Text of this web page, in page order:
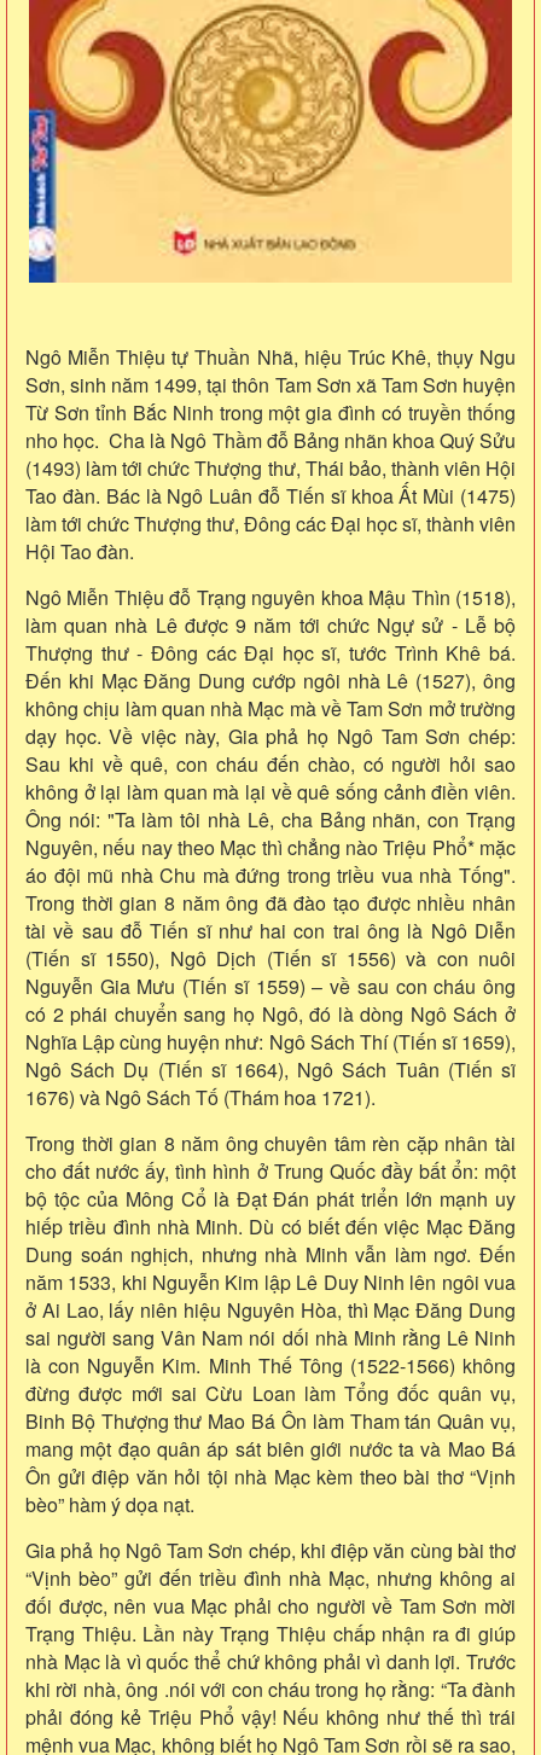
Ngô Miễn Thiệu tự Thuần Nhã, hiệu Trúc Khê, thụy Ngu
Sơn, sinh năm 1499, tại thôn Tam Sơn xã Tam Sơn huyện
Từ Sơn tỉnh Bắc Ninh trong một gia đình có truyền thống
nho học. Cha là Ngô Thầm đỗ Bảng nhãn khoa Quý Sửu
(1493) làm tới chức Thượng thư, Thái bảo, thành viên Hội
Tao đàn. Bác là Ngô Luân đỗ Tiến sĩ khoa Ất Mùi (1475)
làm tới chức Thượng thư, Đông các Đại học sĩ, thành viên
Hội Tao đàn.
Ngô Miễn Thiệu đỗ Trạng nguyên khoa Mậu Thìn (1518),
làm quan nhà Lê được 9 năm tới chức Ngự sử - Lễ bộ
Thượng thư - Đông các Đại học sĩ, tước Trình Khê bá.
Đến khi Mạc Đăng Dung cướp ngôi nhà Lê (1527), ông
không chịu làm quan nhà Mạc mà về Tam Sơn mở trường
dạy học. Về việc này, Gia phả họ Ngô Tam Sơn chép:
Sau khi về quê, con cháu đến chào, có người hỏi sao
không ở lại làm quan mà lại về quê sống cảnh điền viên.
Ông nói: "Ta làm tôi nhà Lê, cha Bảng nhãn, con Trạng
Nguyên, nếu nay theo Mạc thì chẳng nào Triệu Phổ* mặc
áo đội mũ nhà Chu mà đứng trong triều vua nhà Tống".
Trong thời gian 8 năm ông đã đào tạo được nhiều nhân
tài về sau đỗ Tiến sĩ như hai con trai ông là Ngô Diễn
(Tiến sĩ 1550), Ngô Dịch (Tiến sĩ 1556) và con nuôi
Nguyễn Gia Mưu (Tiến sĩ 1559) – về sau con cháu ông
có 2 phái chuyển sang họ Ngô, đó là dòng Ngô Sách ở
Nghĩa Lập cùng huyện như: Ngô Sách Thí (Tiến sĩ 1659),
Ngô Sách Dụ (Tiến sĩ 1664), Ngô Sách Tuân (Tiến sĩ
1676) và Ngô Sách Tố (Thám hoa 1721).
Trong thời gian 8 năm ông chuyên tâm rèn cặp nhân tài
cho đất nước ấy, tình hình ở Trung Quốc đầy bất ổn: một
bộ tộc của Mông Cổ là Đạt Đán phát triển lớn mạnh uy
hiếp triều đình nhà Minh. Dù có biết đến việc Mạc Đăng
Dung soán nghịch, nhưng nhà Minh vẫn làm ngơ. Đến
năm 1533, khi Nguyễn Kim lập Lê Duy Ninh lên ngôi vua
ở Ai Lao, lấy niên hiệu Nguyên Hòa, thì Mạc Đăng Dung
sai người sang Vân Nam nói dối nhà Minh rằng Lê Ninh
là con Nguyễn Kim. Minh Thế Tông (1522-1566) không
đừng được mới sai Cừu Loan làm Tổng đốc quân vụ,
Binh Bộ Thượng thư Mao Bá Ôn làm Tham tán Quân vụ,
mang một đạo quân áp sát biên giới nước ta và Mao Bá
Ôn gửi điệp văn hỏi tội nhà Mạc kèm theo bài thơ “Vịnh
bèo” hàm ý dọa nạt.
Gia phả họ Ngô Tam Sơn chép, khi điệp văn cùng bài thơ
“Vịnh bèo” gửi đến triều đình nhà Mạc, nhưng không ai
đối được, nên vua Mạc phải cho người về Tam Sơn mời
Trạng Thiệu. Lần này Trạng Thiệu chấp nhận ra đi giúp
nhà Mạc là vì quốc thể chứ không phải vì danh lợi. Trước
khi rời nhà, ông .nói với con cháu trong họ rằng: “Ta đành
phải đóng kẻ Triệu Phổ vậy! Nếu không như thế thì trái
mệnh vua Mạc, không biết họ Ngô Tam Sơn rồi sẽ ra sao,